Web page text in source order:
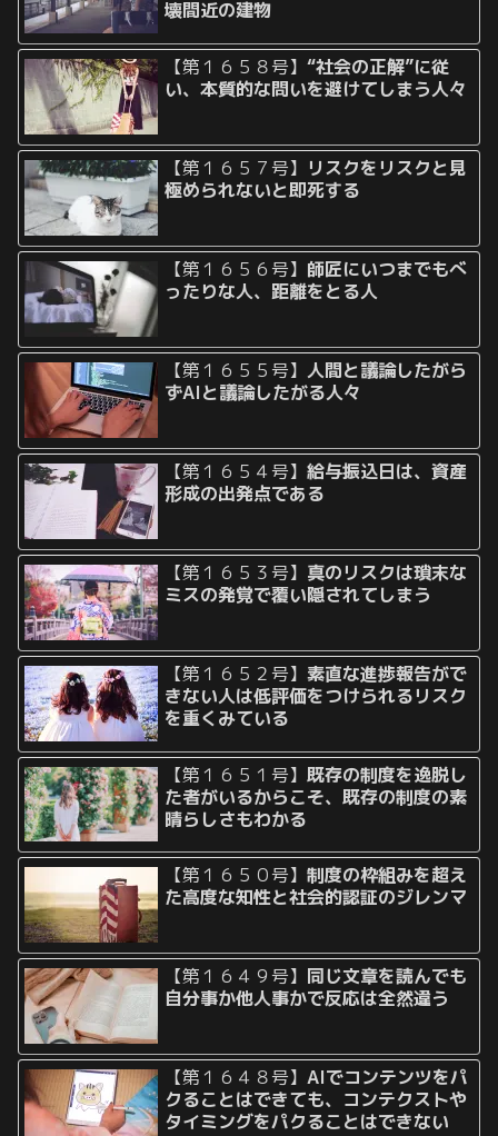
壊間近の建物
【第１６５８号】“社会の正解”に従
い、本質的な問いを避けてしまう人々
【第１６５７号】 リスクをリスクと見
極められないと即死する
【第１６５６号】 師匠にいつまでもべ
ったりな人、距離をとる人
【第１６５５号】人間と議論したがら
ずAIと議論したがる人々
【第１６５４号】給与振込日は、資産
形成の出発点である
【第１６５３号】 真のリスクは瑣末な
ミスの発覚で覆い隠されてしまう
【第１６５２号】素直な進捗報告がで
きない人は低評価をつけられるリスク
を重くみている
【第１６５１号】既存の制度を逸脱し
た者がいるからこそ、既存の制度の素
晴らしさもわかる
【第１６５０号】制度の枠組みを超え
た高度な知性と社会的認証のジレンマ
【第１６４９号】 同じ文章を読んでも
自分事か他人事かで反応は全然違う
【第１６４８号】AIでコンテンツをパ
クることはできても、コンテクストや
タイミングをパクることはできない